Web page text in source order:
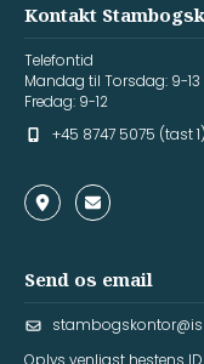
Kontakt
Telefontid
Mandag til Torsdag: 9-13
Fredag: 9-12
+45 8747 5075 (tast 1)
Send os email